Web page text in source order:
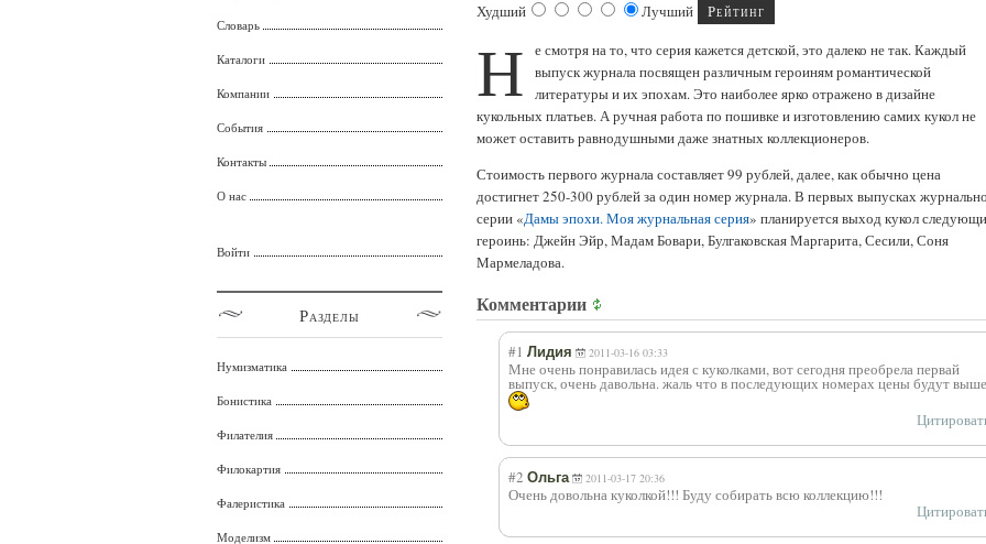
Худший
Лучший
Н
е смотря на то, что серия кажется детской, это далеко не так. Каждый
выпуск журнала посвящен различным героиням романтической
литературы и их эпохам. Это наиболее ярко отражено в дизайне
кукольных платьев. А ручная работа по пошивке и изготовлению самих кукол не
может оставить равнодушными даже знатных коллекционеров.
Стоимость первого журнала составляет 99 рублей, далее, как обычно цена
достигнет 250-300 рублей за один номер журнала. В первых выпусках
серии «Дамы эпохи. Моя журнальная серия» планируется выход кукол
героинь: Джейн Эйр, Мадам Бовари, Булгаковская Маргарита, Сесили, Соня
Мармеладова.
Комментарии
#1 Лидия 2011-03-16 03:33
Мне очень понравилась идея с куколками, вот сегодня преобрела первай
выпуск, очень давольна. жаль что в последующих номерах цены будут выше
#2 Ольга 2011-03-17 20:36
Очень довольна куколкой!!! Буду собирать всю коллекцию!!!
Словарь
Каталоги
Компании
События
Контакты
О нас
Войти
Разделы
Нумизматика
Бонистика
Филателия
Филокартия
Фалеристика
Моделизм